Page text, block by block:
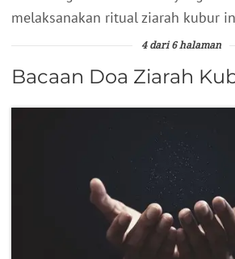
melaksanakan ritual ziarah kubur
4 dari 6 halaman
Bacaan Doa Ziarah